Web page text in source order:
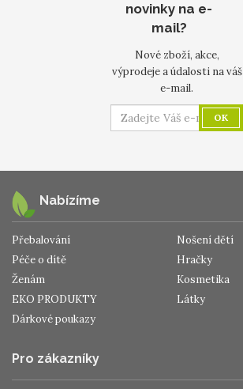
novinky na e-
mail?
Nové zboží, akce,
výprodeje a údalosti na váš
e-mail.
OK
Nabízíme
Přebalování
Nošení dětí
Péče o dítě
Hračky
Ženám
Kosmetika
EKO PRODUKTY
Látky
Dárkové poukazy
Pro zákazníky